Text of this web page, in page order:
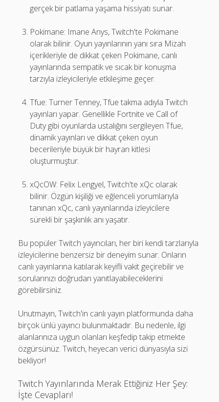
gerçek bir patlama yaşama hissiyatı sunar.
Pokimane: Imane Anys, Twitch'te Pokimane
olarak bilinir. Oyun yayınlarının yanı sıra Mizah
içerikleriyle de dikkat çeken Pokimane, canlı
yayınlarında sempatik ve sıcak bir konuşma
tarzıyla izleyicileriyle etkileşime geçer.
Tfue: Turner Tenney, Tfue takma adıyla Twitch
yayınları yapar. Genellikle Fortnite ve Call of
Duty gibi oyunlarda ustalığını sergileyen Tfue,
dinamik yayınları ve dikkat çeken oyun
becerileriyle büyük bir hayran kitlesi
oluşturmuştur.
xQcOW: Felix Lengyel, Twitch'te xQc olarak
bilinir. Özgün kişiliği ve eğlenceli yorumlarıyla
tanınan xQc, canlı yayınlarında izleyicilere
sürekli bir şaşkınlık anı yaşatır.
Bu popüler Twitch yayıncıları, her biri kendi tarzlarıyla
izleyicilerine benzersiz bir deneyim sunar. Onların
canlı yayınlarına katılarak keyifli vakit geçirebilir ve
sorularınızı doğrudan yanıtlayabileceklerini
görebilirsiniz.
Unutmayın, Twitch'in canlı yayın platformunda daha
birçok ünlü yayıncı bulunmaktadır. Bu nedenle, ilgi
alanlarınıza uygun olanları keşfedip takip etmekte
özgürsünüz. Twitch, heyecan verici dünyasıyla sizi
bekliyor!
Twitch Yayınlarında Merak Ettiğiniz Her Şey:
İşte Cevapları!